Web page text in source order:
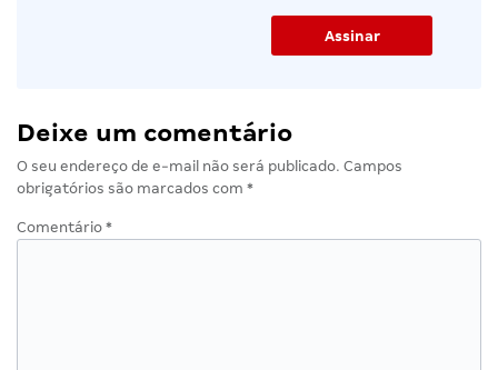
Deixe um comentário
O seu endereço de e-mail não será publicado. Campos
obrigatórios são marcados com *
Comentário *